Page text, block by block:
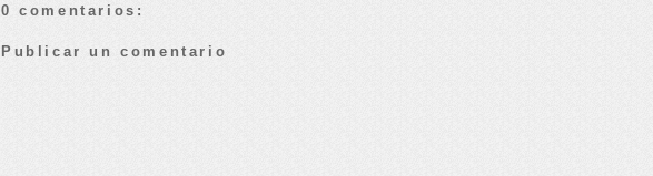
0 comentarios:
Publicar un comentario